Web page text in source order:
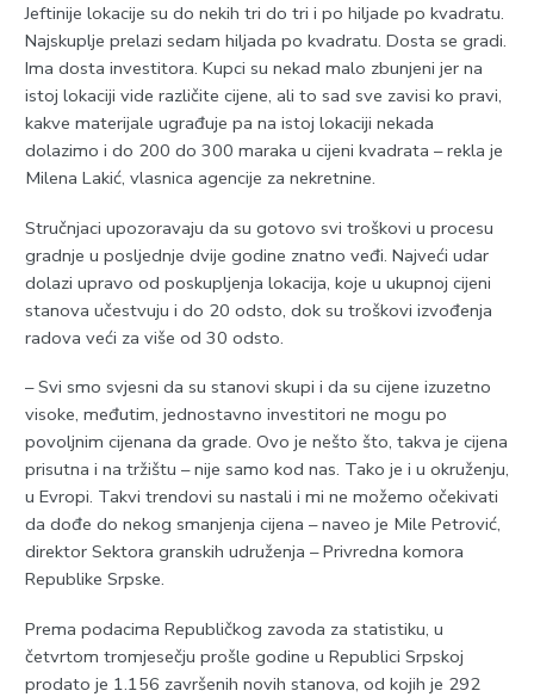
Јeftinije lokacije su do nekih tri do tri i po hiljade po kvadratu.
Najskuplje prelazi sedam hiljada po kvadratu. Dosta se gradi.
Ima dosta investitora. Kupci su nekad malo zbunjeni jer na
istoj lokaciji vide različite cijene, ali to sad sve zavisi ko pravi,
kakve materijale ugrađuje pa na istoj lokaciji nekada
dolazimo i do 200 do 300 maraka u cijeni kvadrata – rekla je
Milena Lakić, vlasnica agencije za nekretnine.
Stručnjaci upozoravaju da su gotovo svi troškovi u procesu
gradnje u posljednje dvije godine znatno veđi. Najveći udar
dolazi upravo od poskupljenja lokacija, koje u ukupnoj cijeni
stanova učestvuju i do 20 odsto, dok su troškovi izvođenja
radova veći za više od 30 odsto.
– Svi smo svjesni da su stanovi skupi i da su cijene izuzetno
visoke, međutim, jednostavno investitori ne mogu po
povoljnim cijenana da grade. Ovo je nešto što, takva je cijena
prisutna i na tržištu – nije samo kod nas. Tako je i u okruženju,
u Evropi. Takvi trendovi su nastali i mi ne možemo očekivati
da dođe do nekog smanjenja cijena – naveo je Mile Petrović,
direktor Sektora granskih udruženja – Privredna komora
Republike Srpske.
Prema podacima Republičkog zavoda za statistiku, u
četvrtom tromjesečju prošle godine u Republici Srpskoj
prodato je 1.156 završenih novih stanova, od kojih je 292